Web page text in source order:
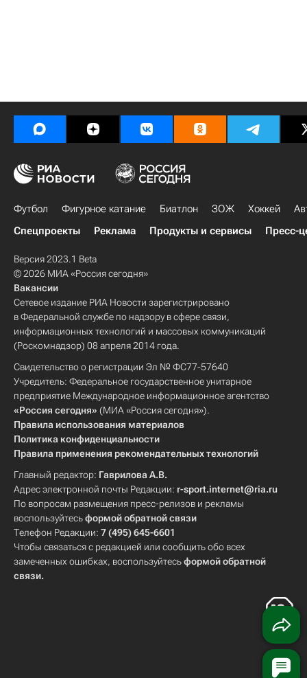
Футбол Фигурное катание Биатлон ЗОЖ Хоккей
Спецпроекты
Реклама Продукты и сервисы Пресс-
Версия 2023.1 Beta
© 2026 МИА «Россия сегодня»
Вакансии
Сетевое издание РИА Новости зарегистрировано
в Федеральной службе по надзору в сфере связи,
информационных технологий и массовых коммуникаций
(Роскомнадзор) 08 апреля 2014 года.
Свидетельство о регистрации Эл № ФС77-57640
Учредитель: Федеральное государственное унитарное
предприятие Международное информационное агентство
«Россия сегодня» (МИА «Россия сегодня»).
Правила использования материалов
Политика конфиденциальности
Правила применения рекомендательных технологий
Главный редактор: Гаврилова А.В.
Адрес электронной почты Редакции: r-sport.internet@ria.ru
По вопросам размещения пресс-релизов и рекламы
воспользуйтесьформой обратной связи
Телефон Редакции: 7 (495) 645-6601
Чтобы связаться с редакцией или сообщить обо всех
замеченных ошибках, воспользуйтесьформой обратной
связи.